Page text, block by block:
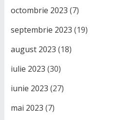
octombrie 2023 (7)
septembrie 2023 (19)
august 2023 (18)
iulie 2023 (30)
iunie 2023 (27)
mai 2023 (7)